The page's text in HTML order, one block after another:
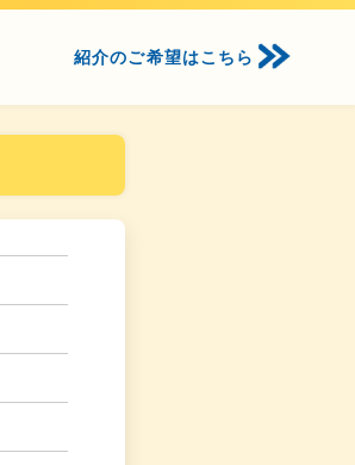
紹介のご希望はこちら